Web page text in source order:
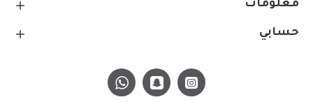
معلومات
حسابي